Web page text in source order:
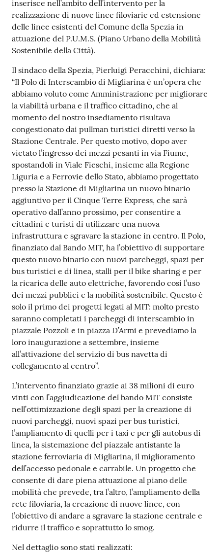
C
e
r
t
i
f
i
a
t
i
A
n
a
g
r
a
f
i
c
i
o
n
l
i
n
e
A
N
P
R
Tutti
gli
argomenti...
Seguici
su
inserisce nell’ambito dell’intervento per la
realizzazione di nuove linee filoviarie ed estensione
delle linee esistenti del Comune della Spezia in
attuazione del P.U.M.S. (Piano Urbano della Mobilità
Sostenibile della Città).
Il sindaco della Spezia, Pierluigi Peracchini, dichiara:
“Il Polo di Interscambio di Migliarina è un’opera che
abbiamo voluto come Amministrazione per migliorare
la viabilità urbana e il traffico cittadino, che al
momento del nostro insediamento risultava
congestionato dai pullman turistici diretti verso la
Stazione Centrale. Per questo motivo, dopo aver
vietato l’ingresso dei mezzi pesanti in via Fiume,
spostandoli in Viale Fieschi, insieme alla Regione
Liguria e a Ferrovie dello Stato, abbiamo progettato
presso la Stazione di Migliarina un nuovo binario
aggiuntivo per il Cinque Terre Express, che sarà
operativo dall’anno prossimo, per consentire a
cittadini e turisti di utilizzare una nuova
infrastruttura e sgravare la stazione in centro. Il Polo,
finanziato dal Bando MIT, ha l’obiettivo di supportare
questo nuovo binario con nuovi parcheggi, spazi per
bus turistici e di linea, stalli per il bike sharing e per
la ricarica delle auto elettriche, favorendo così l’uso
dei mezzi pubblici e la mobilità sostenibile. Questo è
solo il primo dei progetti legati al MIT: molto presto
saranno completati i parcheggi di interscambio in
piazzale Pozzoli e in piazza D’Armi e prevediamo la
loro inaugurazione a settembre, insieme
all’attivazione del servizio di bus navetta di
collegamento al centro”.
L’intervento finanziato grazie ai 38 milioni di euro
vinti con l’aggiudicazione del bando MIT consiste
nell’ottimizzazione degli spazi per la creazione di
nuovi parcheggi, nuovi spazi per bus turistici,
l’ampliamento di quelli per i taxi e per gli autobus di
linea, la sistemazione del piazzale antistante la
stazione ferroviaria di Migliarina, il miglioramento
dell’accesso pedonale e carrabile. Un progetto che
consente di dare piena attuazione al piano delle
mobilità che prevede, tra l’altro, l’ampliamento della
rete filoviaria, la creazione di nuove linee, con
l’obiettivo di andare a sgravare la stazione centrale e
ridurre il traffico e soprattutto lo smog.
Nel dettaglio sono stati realizzati: